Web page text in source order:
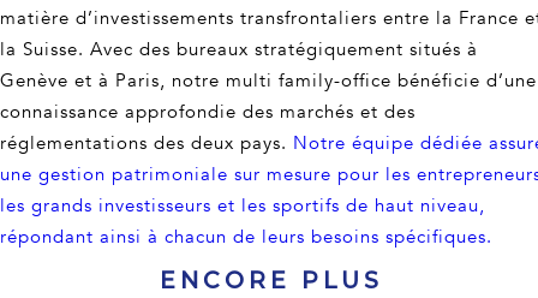
matière d’investissements transfrontaliers entre la France
la Suisse. Avec des bureaux stratégiquement situés à
Genève et à Paris, notre multi family-office bénéficie d’une
connaissance approfondie des marchés et des
réglementations des deux pays. Notre équipe dédiée
une gestion patrimoniale sur mesure pour les
les grands investisseurs et les sportifs de haut niveau,
répondant ainsi à chacun de leurs besoins spécifiques.
ENCORE PLUS